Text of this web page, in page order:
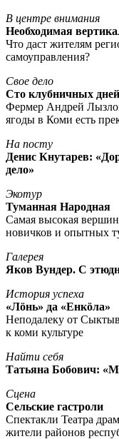
В центре внимания
Необходимая
Что даст жителям
самоуправления?
Свое дело
Сто клубничных дней
Фермер Андрей
ягоды в Коми есть
На посту
Денис Кнутарев:
дело»
Экотур
Туманная Народная
Самая высокая
новичков и опытных
Галерея
Яков Вундер. С
История успеха
«Лöнь» да «Енкöла»
Неподалеку от
к коми культуре
Найти себя
Татьяна Бобович:
Сцена
Сельские гастроли
Спектакли Театра
жители районов